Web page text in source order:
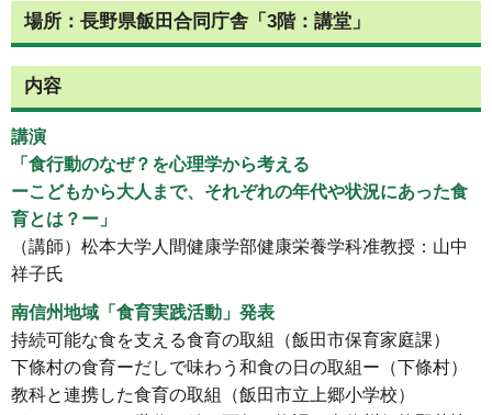
場所：長野県飯田合同庁舎「3階：講堂」
内容
講演
「食行動のなぜ？を心理学から考える
ーこどもから大人まで、それぞれの年代や状況にあった食
育とは？ー」
（講師）松本大学人間健康学部健康栄養学科准教授：山中
祥子氏
南信州地域「食育実践活動」発表
持続可能な食を支える食育の取組（飯田市保育家庭課）
下條村の食育ーだしで味わう和食の日の取組ー（下條村）
教科と連携した食育の取組（飯田市立上郷小学校）